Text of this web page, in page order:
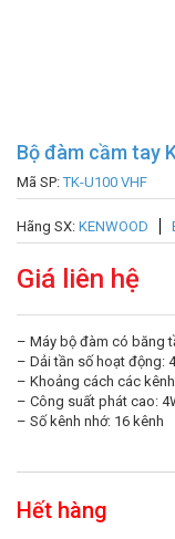
Bộ đàm cầm tay
Mã SP:TK-U100 VHF
Hãng SX: KENWOOD
Giá liên hệ
– Máy bộ đàm có băng
– Dải tần số hoạt động:
– Khoảng cách các
– Công suất phát cao:
– Số kênh nhớ: 16 kênh
Hết hàng